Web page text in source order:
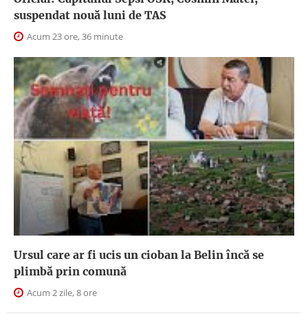
suspendat nouă luni de TAS
Acum 23 ore, 36 minute
Ursul care ar fi ucis un cioban la Belin încă se
plimbă prin comună
Acum 2 zile, 8 ore